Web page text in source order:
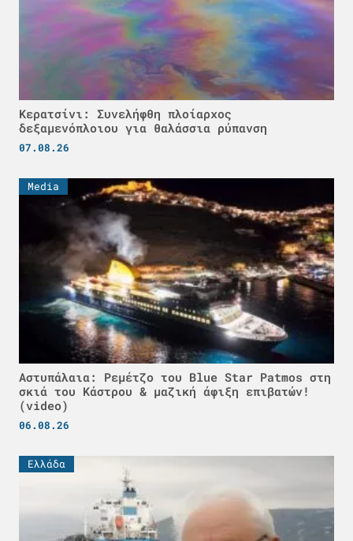
Κερατσίνι: Συνελήφθη πλοίαρχος
δεξαμενόπλοιου για θαλάσσια ρύπανση
07.08.26
Media
Αστυπάλαια: Ρεμέτζο του Blue Star Patmos στη
σκιά του Κάστρου & μαζική άφιξη επιβατών!
(video)
06.08.26
Ελλάδα